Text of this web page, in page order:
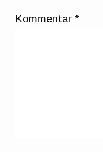
Kommentar*